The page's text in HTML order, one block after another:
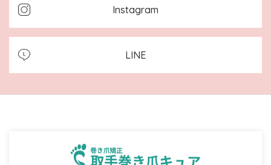
Instagram
LINE